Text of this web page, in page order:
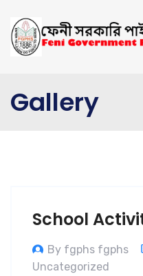
Gallery
School
By fgphs fgphs
Uncategorized